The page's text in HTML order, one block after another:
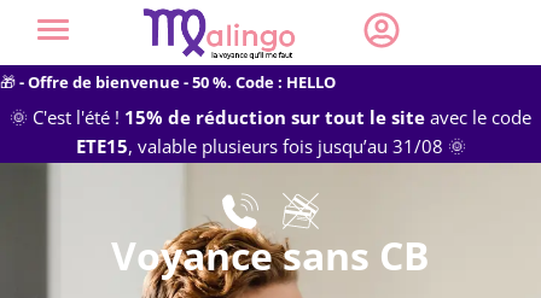
🎁- Offre de bienvenue - 50 %. Code : HELLO
🌞 C'est l'été ! 15% de réduction sur tout le site avec le code
ETE15, valable plusieurs fois jusqu’au 31/08 🌞
Voyance sans CB